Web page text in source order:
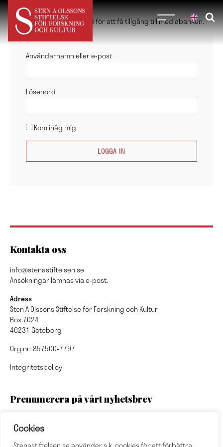
Cookies
Du måste vara inloggad för att få tillgång till mediabanken.
Användarnamn eller e-post
Lösenord
Kom ihåg mig
Kontakta oss
info@stenastiftelsen.se
Ansökningar lämnas via e-post.
Adress
Sten A Olssons Stiftelse för Forskning och Kultur
Box 7024
40231 Göteborg
Org.nr: 857500-7797
Integritetspolicy
Prenumerera på vårt nyhetsbrev